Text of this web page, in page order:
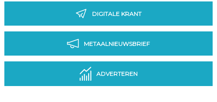
DIGITALE KRANT
METAALNIEUWSBRIEF
ADVERTEREN